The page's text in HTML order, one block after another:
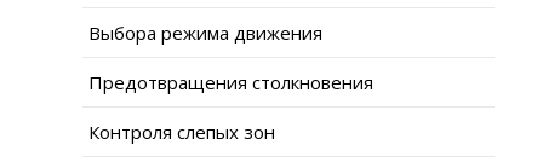
Выбора режима движения
Предотвращения столкновения
Контроля слепых зон